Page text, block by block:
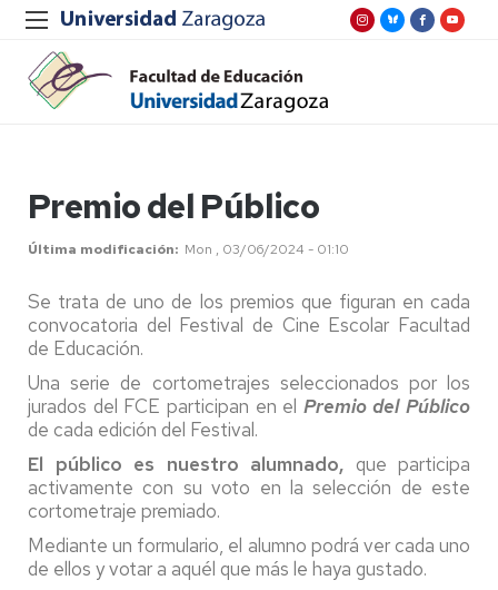
Premio del Público
Última modificación Mon , 03/06/2024 - 01:10
Se trata de uno de los premios que figuran en cada
convocatoria del Festival de Cine Escolar Facultad
de Educación.
Una serie de cortometrajes seleccionados por los
jurados del FCE participan en el Premio del Público
de cada edición del Festival.
El público es nuestro alumnado, que participa
activamente con su voto en la selección de este
cortometraje premiado.
Mediante un formulario, el alumno podrá ver cada uno
de ellos y votar a aquél que más le haya gustado.